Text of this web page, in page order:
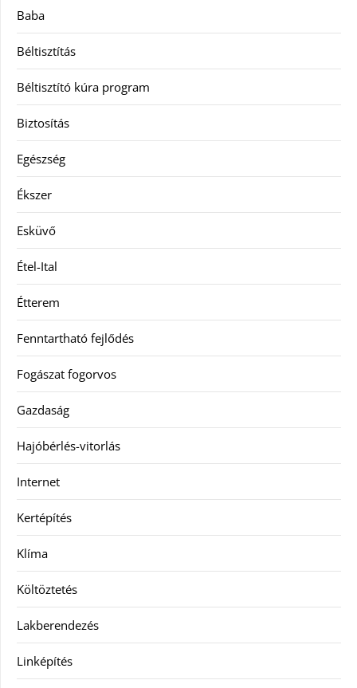
Baba
Béltisztítás
Béltisztító kúra program
Biztosítás
Egészség
Ékszer
Esküvő
Étel-Ital
Étterem
Fenntartható fejlődés
Fogászat fogorvos
Gazdaság
Hajóbérlés-vitorlás
Internet
Kertépítés
Klíma
Költöztetés
Lakberendezés
Linképítés